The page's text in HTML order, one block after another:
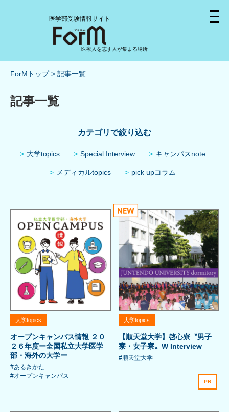
医療人を志す人が集まる場所
医学部受験情報サイト
ForMトップ 記事一覧
記事一覧
カテゴリで絞り込む
大学topics Special Interview キャンパスnote
メディカルtopics pick upコラム
大学topics
オープンキャンパス情報 ２０
２６年度ー全国私立大学医学
部・海外の大学ー
#あるきかた
#オープンキャンパス
大学topics
【順天堂大学】啓心寮〝男子
寮・女子寮〟W Interview
#順天堂大学
PR